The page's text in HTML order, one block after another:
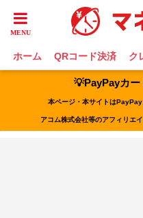
ホーム QRコード決済 ク
💡PayPayカ
本ページ・本サイトは
アコム株式会社等のアフィリエ